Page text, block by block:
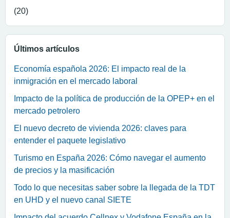
(20)
Últimos artículos
Economía española 2026: El impacto real de la
inmigración en el mercado laboral
Impacto de la política de producción de la OPEP+ en el
mercado petrolero
El nuevo decreto de vivienda 2026: claves para
entender el paquete legislativo
Turismo en España 2026: Cómo navegar el aumento
de precios y la masificación
Todo lo que necesitas saber sobre la llegada de la TDT
en UHD y el nuevo canal SIETE